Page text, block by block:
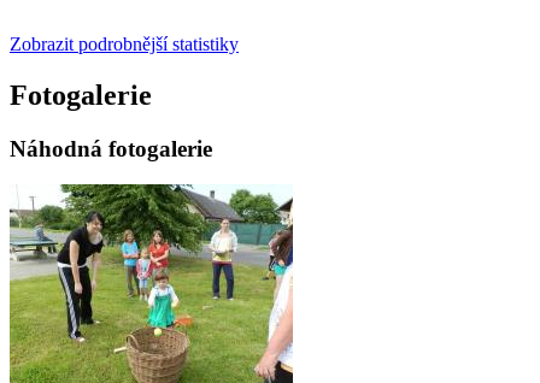
Zobrazit podrobnější statistiky
Fotogalerie
Náhodná fotogalerie